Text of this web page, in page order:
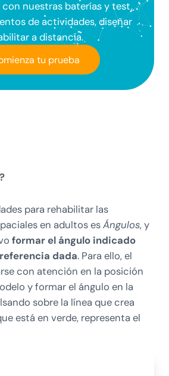
con nuestras baterías y test,
de actividades, diseñar
a distancia.
tu prueba
para rehabilitar las
en adultos esÁngulos, y
formar el ángulo indicado
dada. Para ello, el
con atención en la posición
y formar el ángulo en la
sobre la línea que crea
está en verde, representa el